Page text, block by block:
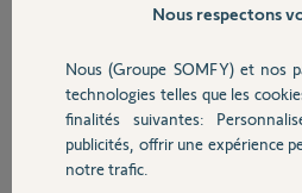
Sécurité
Domotique
via l appli android, ni en local derrière
Merci,
GILBERT
il y a environ un mois
Participer au fil
Nous respectons
Nous (Groupe SOMFY) et nos
technologies telles que les
finalités suivantes:
publicités, offrir une expérience
notre trafic.